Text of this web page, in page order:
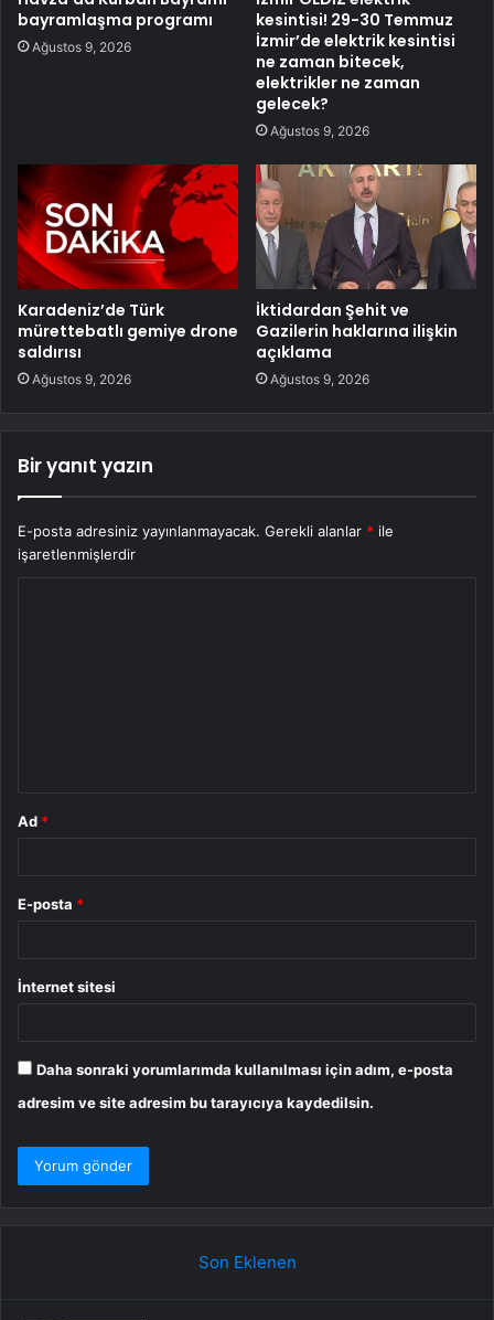
bayramlaşma programı
Ağustos 9, 2026
kesintisi! 29-30 Temmuz
İzmir’de elektrik kesintisi
ne zaman bitecek,
elektrikler ne zaman
gelecek?
Ağustos 9, 2026
Karadeniz’de Türk
mürettebatlı gemiye drone
saldırısı
Ağustos 9, 2026
İktidardan Şehit ve
Gazilerin haklarına ilişkin
açıklama
Ağustos 9, 2026
Bir yanıt yazın
E-posta adresiniz yayınlanmayacak. Gerekli alanlar * ile
işaretlenmişlerdir
Ad *
E-posta *
İnternet sitesi
Daha sonraki yorumlarımda kullanılması için adım, e-posta
adresim ve site adresim bu tarayıcıya kaydedilsin.
Son Eklenen